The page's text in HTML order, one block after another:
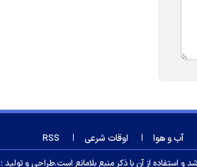
آب و هوا اوقات شرعی RSS
استفاده از آن با ذکر منبع بلامانع است.طراحی و تولید :